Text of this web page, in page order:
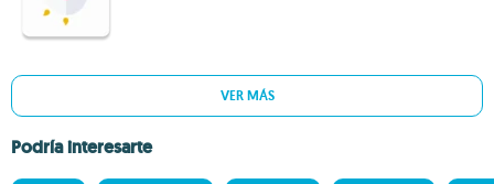
VER MÁS
Podría interesarte